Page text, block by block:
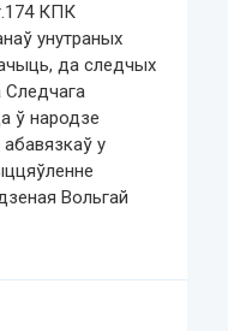
КПК
унутраных
да следчых
Следчага
ў народзе
у
Вольгай